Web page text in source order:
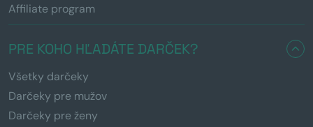
Affiliate program
PRE KOHO HĽADÁTE DARČEK?
Všetky darčeky
Darčeky pre mužov
Darčeky pre ženy